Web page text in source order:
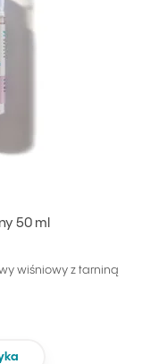
50 ml
wiśniowy z tarniną